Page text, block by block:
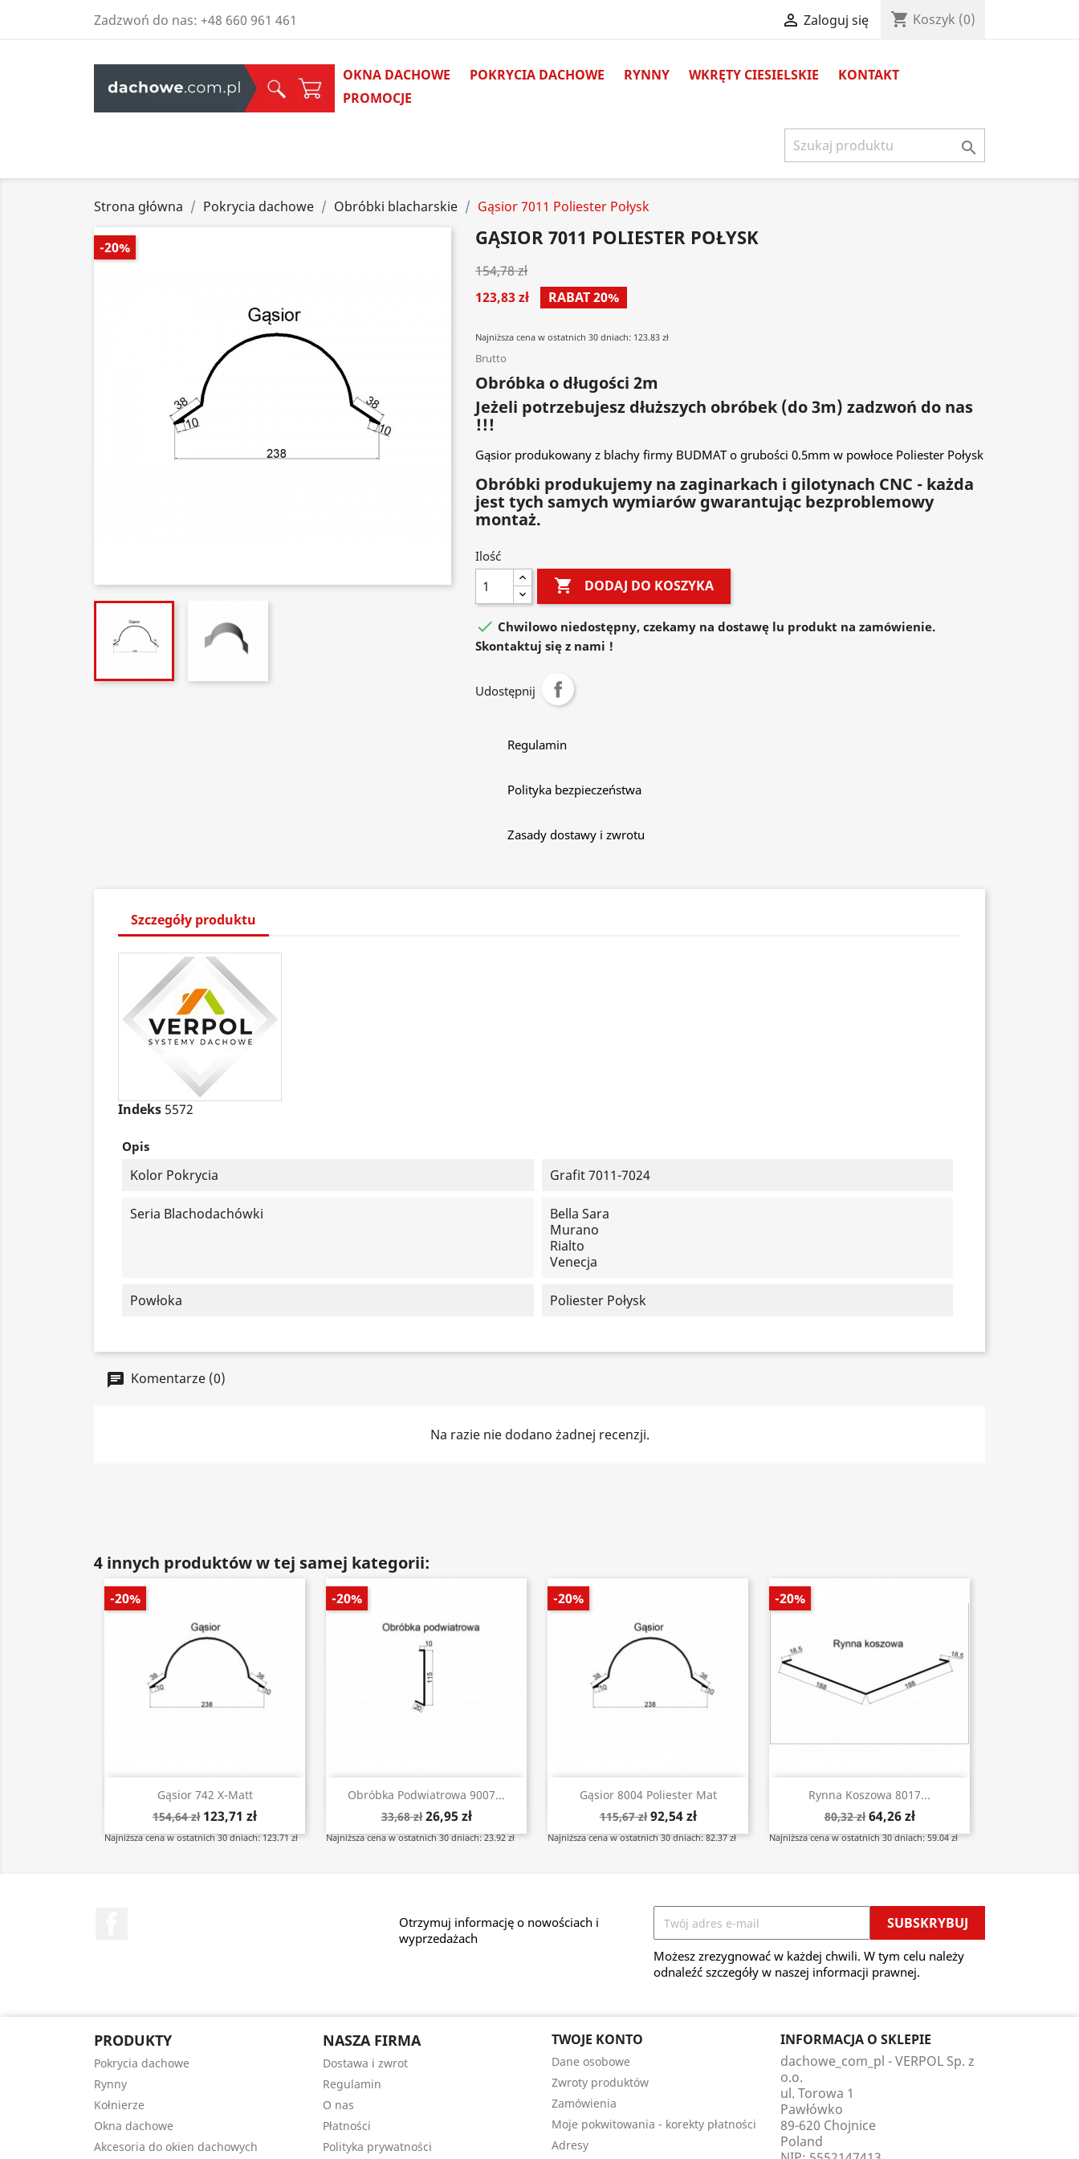
Zadzwoń do nas: +48 660 961 461  Zaloguj się shopping_cart Koszyk (0)
OKNA DACHOWE POKRYCIA DACHOWE RYNNY WKRĘTY CIESIELSKIE
KONTAKT
PROMOCJE

Strona główna Pokrycia dachowe Obróbki blacharskie Gąsior 7011 Poliester Połysk
-20% GĄSIOR 7011 POLIESTER POŁYSK
154,78 zł
123,83 zł
RABAT 20%
Najniższa cena w ostatnich 30 dniach: 123.83 zł
Brutto
Obróbka o długości 2m
Jeżeli potrzebujesz dłuższych obróbek (do 3m) zadzwoń do nas
!!!
Gąsior produkowany z blachy firmy BUDMAT o grubości 0.5mm w powłoce Poliester Połysk
Obróbki produkujemy na zaginarkach i gilotynach CNC - każda
jest tych samych wymiarów gwarantując bezproblemowy
montaż.
Ilość
 DODAJ DO KOSZYKA
 Chwilowo niedostępny, czekamy na dostawę lu produkt na zamówienie.
Skontaktuj się z nami !
Udostępnij
Regulamin
Polityka bezpieczeństwa
Zasady dostawy i zwrotu
Szczegóły produktu
Indeks 5572
Opis
Kolor Pokrycia Grafit 7011-7024
Seria Blachodachówki
Bella Sara
Murano
Rialto
Venecja
Powłoka Poliester Połysk
Komentarze (0)
Na razie nie dodano żadnej recenzji.
4 innych produktów w tej samej kategorii:
Gąsior 742 X-Matt
154,64 zł 123,71 zł
Najniższa cena w ostatnich 30 dniach: 123.71 zł
-20%
Szybki podgląd
Obróbka Podwiatrowa 9007...
33,68 zł 26,95 zł
Najniższa cena w ostatnich 30 dniach: 23.92 zł
-20%
Szybki podgląd
Gąsior 8004 Poliester Mat
115,67 zł 92,54 zł
Najniższa cena w ostatnich 30 dniach: 82.37 zł
-20%
Szybki podgląd
Rynna Koszowa 8017...
80,32 zł 64,26 zł
Najniższa cena w ostatnich 30 dniach: 59.04 zł
-20%
Szybki podgląd
Otrzymuj informację o nowościach i
wyprzedażach
Możesz zrezygnować w każdej chwili. W tym celu należy
odnaleźć szczegóły w naszej informacji prawnej.
PRODUKTY
Pokrycia dachowe
Rynny
Kołnierze
Okna dachowe
Akcesoria do okien dachowych
NASZA FIRMA
Dostawa i zwrot
Regulamin
O nas
Płatności
Polityka prywatności
TWOJE KONTO
Dane osobowe
Zwroty produktów
Zamówienia
Moje pokwitowania - korekty płatności
Adresy
INFORMACJA O SKLEPIE
dachowe_com_pl - VERPOL Sp. z
o.o.
ul. Torowa 1
Pawłówko
89-620 Chojnice
Poland